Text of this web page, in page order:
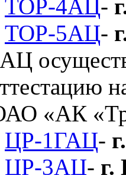
ТОР-4АЦ-
ТОР-5АЦ-
ЦР-1ГАЦ-
ЦР-3АЦ- г.